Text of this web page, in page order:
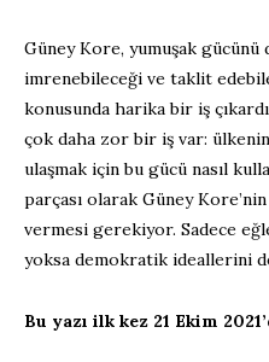
Güney Kore, yumuşak
imrenebileceği ve taklit
konusunda harika bir iş
çok daha zor bir iş var:
ulaşmak için bu gücü nasıl
parçası olarak Güney
vermesi gerekiyor. Sadece
yoksa demokratik ideallerini
Bu yazı ilk kez 21 Ekim